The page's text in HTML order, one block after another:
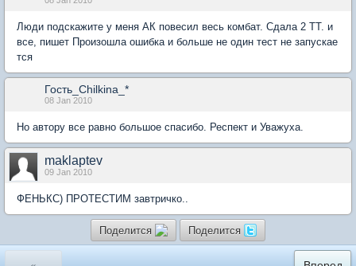
Люди подскажите у меня АК повесил весь комбат. Сдала 2 ТТ. и
все, пишет Произошла ошибка и больше не один тест не запускае
тся
Гость_Chilkina_*
08 Jan 2010
Но автору все равно большое спасибо. Респект и Уважуха.
maklaptev
09 Jan 2010
ФЕНЬКС) ПРОТЕСТИМ завтричко..
Поделится Поделится